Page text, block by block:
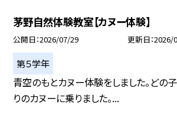
茅野自然体験教室【カヌー体験】
公開日 2026/07/29 更新日 2026/
第５学年
青空のもとカヌー体験をしました。どの
りのカヌーに乗りました。...